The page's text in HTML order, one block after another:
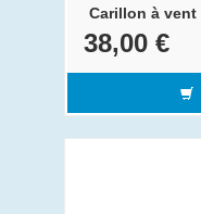
38,00 €